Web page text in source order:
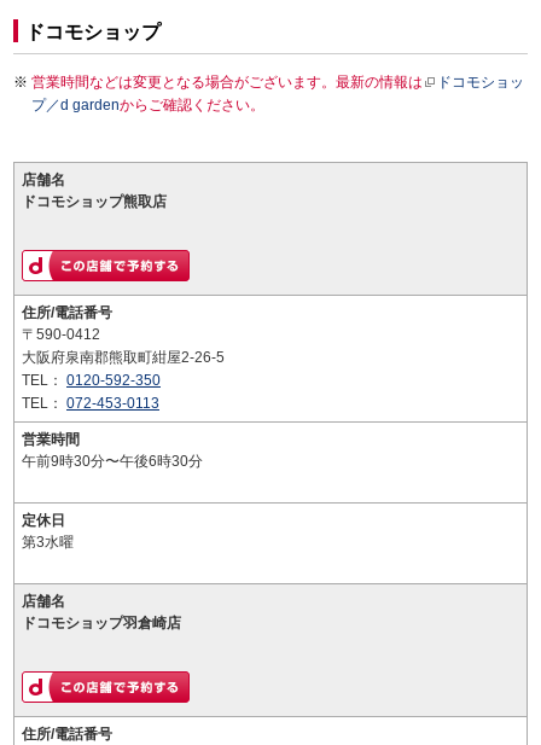
ドコモショップ
営業時間などは変更となる場合がございます。最新の情報は
ドコモショッ
プ／d gardenからご確認ください。
店舗名
ドコモショップ熊取店
住所/電話番号
〒590-0412
大阪府泉南郡熊取町紺屋2-26-5
TEL： 0120-592-350
TEL： 072-453-0113
営業時間
午前9時30分〜午後6時30分
定休日
第3水曜
店舗名
ドコモショップ羽倉崎店
住所/電話番号